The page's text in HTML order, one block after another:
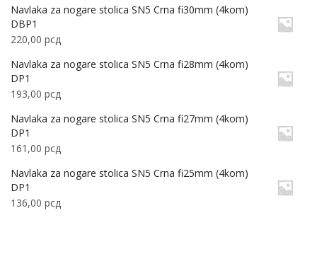
Navlaka za nogare stolica SN5 Crna fi30mm (4kom)
DBP1
220,00 рсд
Navlaka za nogare stolica SN5 Crna fi28mm (4kom)
DP1
193,00 рсд
Navlaka za nogare stolica SN5 Crna fi27mm (4kom)
DP1
161,00 рсд
Navlaka za nogare stolica SN5 Crna fi25mm (4kom)
DP1
136,00 рсд